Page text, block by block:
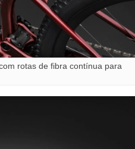
rotas de fibra contínua para